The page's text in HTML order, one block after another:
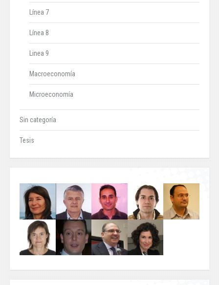
Línea 7
Línea 8
Linea 9
Macroeconomía
Microeconomía
Sin categoría
Tesis